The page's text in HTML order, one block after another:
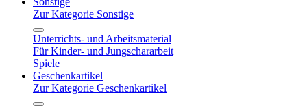
Zur Kategorie Sonstige
Unterrichts- und Arbeitsmaterial
Für Kinder- und Jungschararbeit
Spiele
Geschenkartikel
Zur Kategorie Geschenkartikel